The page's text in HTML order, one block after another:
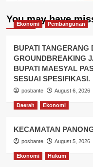
You may have
Ekonomi Pembangunan
BUPATI TANGERANG
GROUNDBREAKING
BUPATI MAESYAL
SESUAI SPESIFIKASI.
posbante August 6, 2026
Daerah Ekonomi
KECAMATAN
posbante August 5, 2026
Ekonomi Hukum